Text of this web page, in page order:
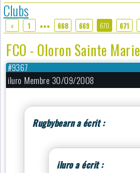
Clubs
1 ●●● 668 669 670 671
FCO - Oloron Sainte Marie
#9367
iluro Membre 30/09/2008
Rugbybearn a écrit :
iluro a écrit :